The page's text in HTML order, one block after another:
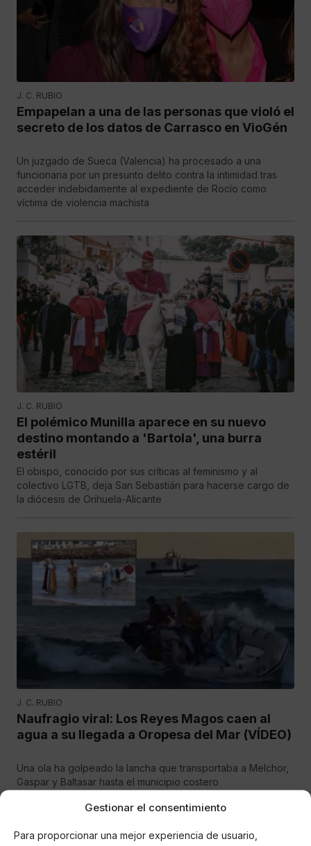
Gestionar el consentimiento
Para proporcionar una mejor experiencia de usuario,
J. C. RUBIO
Empapelan a una de las personas que violó el
secreto de los datos de Carrasco en VioGén
Un juzgado de Sueca (Valencia) ha procesado a una
funcionaria por un presunto delito contra la intimidad tras
acceder indebidamente al expediente de Rocío como
víctima de violencia machista
J. C. RUBIO
El polémico Munilla aparece en su nuevo
destino montando a 'Bartola', una burra
estéril
El obispo, conocido por sus críticas al feminismo y al
colectivo LGTB, deja San Sebastián para hacerse cargo de
la diócesis de Orihuela-Alicante
J. C. RUBIO
Naufragio viral: Los Reyes Magos caen al
agua a su llegada a Oropesa del Mar (VÍDEO)
Una ola ha golpeado la lancha que transportaba a Melchor,
Gaspar y Baltasar hasta el municipio costero